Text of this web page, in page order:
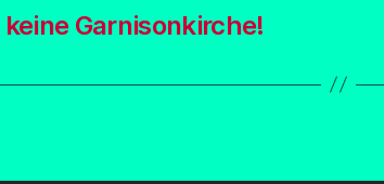
Garnisonkirche!